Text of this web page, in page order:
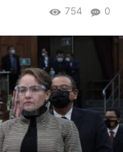
0
754